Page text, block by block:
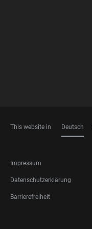
This website in Deutsch
FOOTER
LEGAL
Impressum
Datenschutzerklärung
Barrierefreiheit